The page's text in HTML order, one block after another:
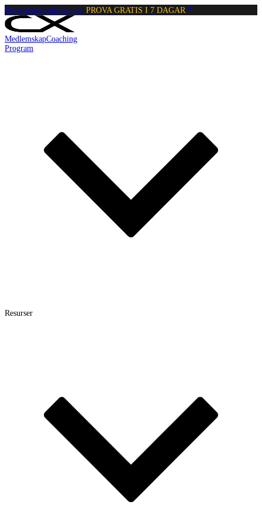
Börja träna calisthenics: PROVA GRATIS I 7 DAGAR
MedlemskapCoaching
Program
Resurser